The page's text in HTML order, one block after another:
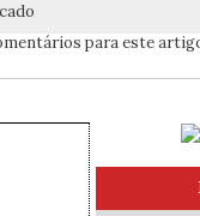
para este